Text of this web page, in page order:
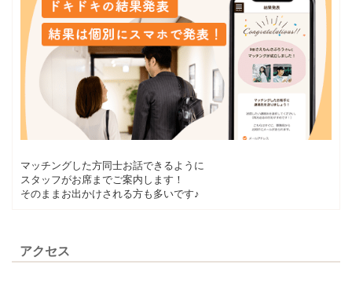
マッチングした方同士お話できるように
スタッフがお席までご案内します！
そのままお出かけされる方も多いです♪
アクセス